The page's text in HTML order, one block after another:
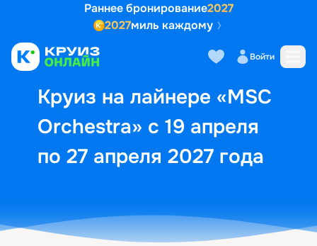
Раннее бронирование2027
2027миль каждому
Войти
Круиз на лайнере «MSC
Orchestra» с 19 апреля
по 27 апреля 2027 года
Выбор кают Маршрут и